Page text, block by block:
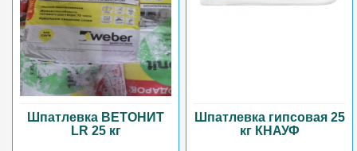
Шпатлевка ВЕТОНИТ
LR 25 кг
Шпатлевка гипсовая 25
кг КНАУФ